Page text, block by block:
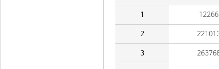
1 12266
2
3